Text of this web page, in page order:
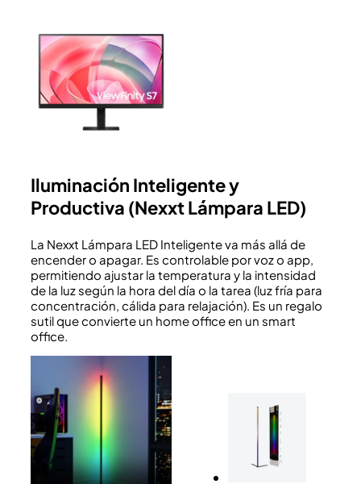
Iluminación Inteligente y
Productiva (Nexxt Lámpara LED)
La Nexxt Lámpara LED Inteligente va más allá de
encender o apagar. Es controlable por voz o app,
permitiendo ajustar la temperatura y la intensidad
de la luz según la hora del día o la tarea (luz fría para
concentración, cálida para relajación). Es un regalo
sutil que convierte un home office en un smart
office.